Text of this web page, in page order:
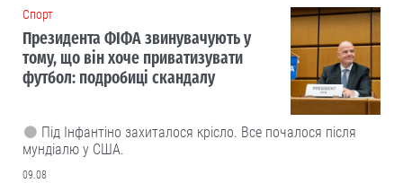
Cпорт
Президента ФІФА звинувачують у
тому, що він хоче приватизувати
футбол: подробиці скандалу
Під Інфантіно захиталося крісло. Все почалося після
мундіалю у США.
09.08